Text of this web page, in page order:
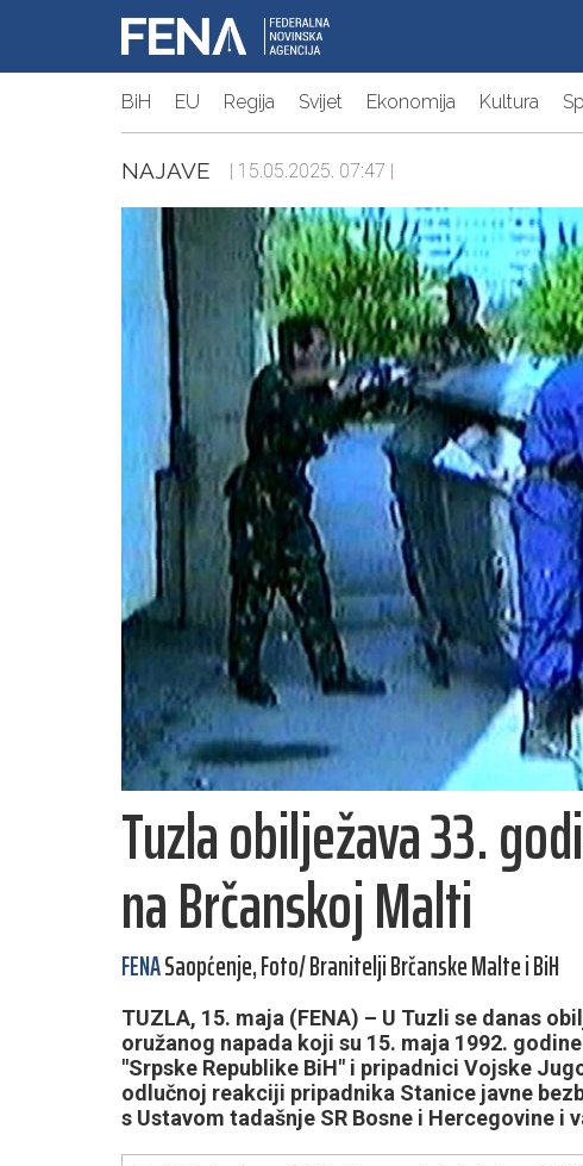
BiH EU Regija Svijet Ekonomija Kultura
NAJAVE | 15.05.2025. 07:47 |
Tuzla obilježava 33.
na Brčanskoj Malti
FENASaopćenje, Foto/ Branitelji Brčanske Malte i BiH
TUZLA, 15. maja (FENA) – U Tuzli se danas
oružanog napada koji su 15. maja 1992.
"Srpske Republike BiH" i pripadnici Vojske
odlučnoj reakciji pripadnika Stanice javne
s Ustavom tadašnje SR Bosne i Hercegovine i